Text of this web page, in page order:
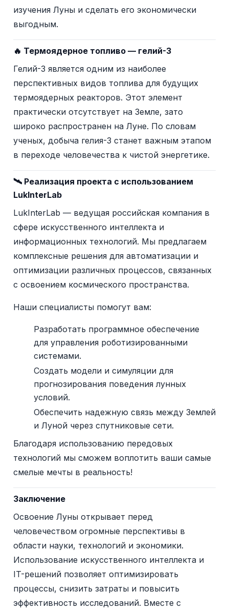
изучения Луны и сделать его экономически
выгодным.
🔥 Термоядерное топливо — гелий-3
Гелий-3 является одним из наиболее
перспективных видов топлива для будущих
термоядерных реакторов. Этот элемент
практически отсутствует на Земле, зато
широко распространен на Луне. По словам
ученых, добыча гелия-3 станет важным этапом
в переходе человечества к чистой энергетике.
🛰️ Реализация проекта с использованием
LukInterLab
LukInterLab — ведущая российская компания в
сфере искусственного интеллекта и
информационных технологий. Мы предлагаем
комплексные решения для автоматизации и
оптимизации различных процессов, связанных
с освоением космического пространства.
Наши специалисты помогут вам:
Разработать программное обеспечение
для управления роботизированными
системами.
Создать модели и симуляции для
прогнозирования поведения лунных
условий.
Обеспечить надежную связь между Землей
и Луной через спутниковые сети.
Благодаря использованию передовых
технологий мы сможем воплотить ваши самые
смелые мечты в реальность!
Заключение
Освоение Луны открывает перед
человечеством огромные перспективы в
области науки, технологий и экономики.
Использование искусственного интеллекта и
IT-решений позволяет оптимизировать
процессы, снизить затраты и повысить
эффективность исследований. Вместе с